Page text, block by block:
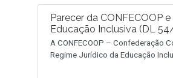
Parecer da CONFECOOP
Educação Inclusiva (DL
A CONFECOOP – Confederação
Regime Jurídico da Educação